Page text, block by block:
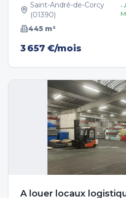
Saint-André-de-Corcy
(01390)
•
445 m²
3 657 €/mois
A louer locaux